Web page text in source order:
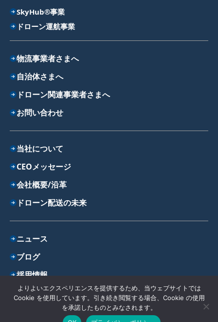
SkyHub®事業
ドローン運航事業
物流事業者さまへ
自治体さまへ
ドローン関連事業者さまへ
お問い合わせ
当社について
CEOメッセージ
会社概要/沿革
ドローン配送の未来
ニュース
ブログ
採用情報
プライバシーポリシー
よりよいエクスペリエンスを提供するため、当ウェブサイトでは
Cookie を使用しています。引き続き閲覧する場合、Cookie の使用
を承諾したものとみなされます。